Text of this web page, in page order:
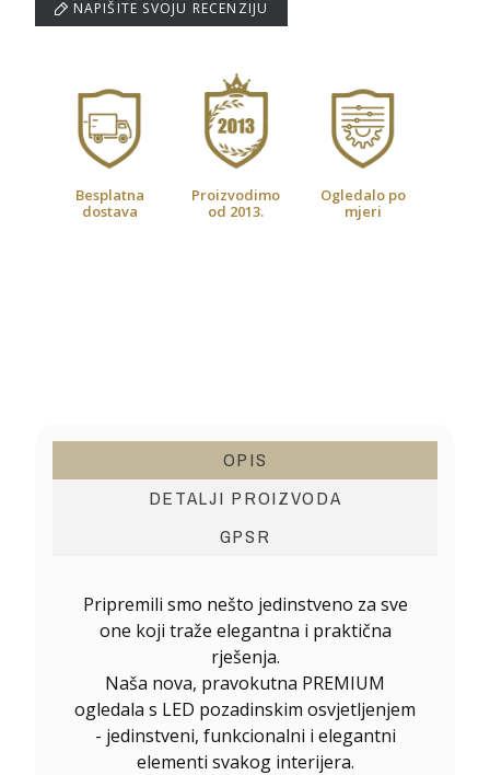
NAPIŠITE SVOJU RECENZIJU
Besplatna
dostava
Proizvodimo
od 2013.
Ogledalo po
mjeri
OPIS
DETALJI PROIZVODA
GPSR
Pripremili smo nešto jedinstveno za sve
one koji traže elegantna i praktična
rješenja.
Naša nova, pravokutna PREMIUM
ogledala s LED pozadinskim osvjetljenjem
- jedinstveni, funkcionalni i elegantni
elementi svakog interijera.